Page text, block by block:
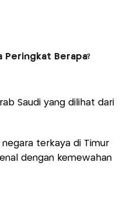
Peringkat Berapa?
Saudi yang dilihat dari
terkaya di Timur
dengan kemewahan